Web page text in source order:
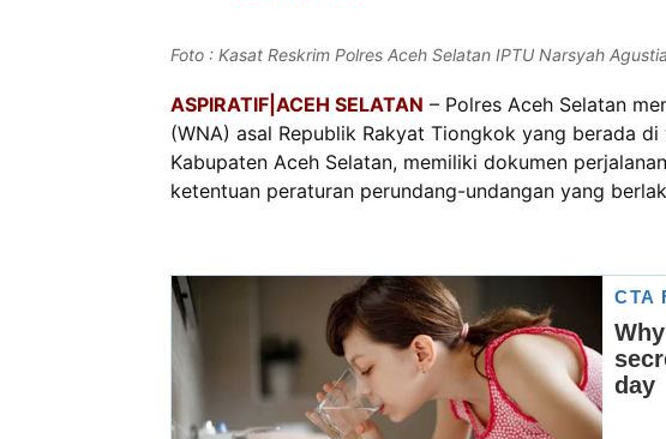
Foto : Kasat Reskrim Polres Aceh Selatan IPTU Narsyah
ASPIRATIF|ACEH SELATAN – Polres Aceh Selatan
(WNA) asal Republik Rakyat Tiongkok yang berada
Kabupaten Aceh Selatan, memiliki dokumen
ketentuan peraturan perundang-undangan yang